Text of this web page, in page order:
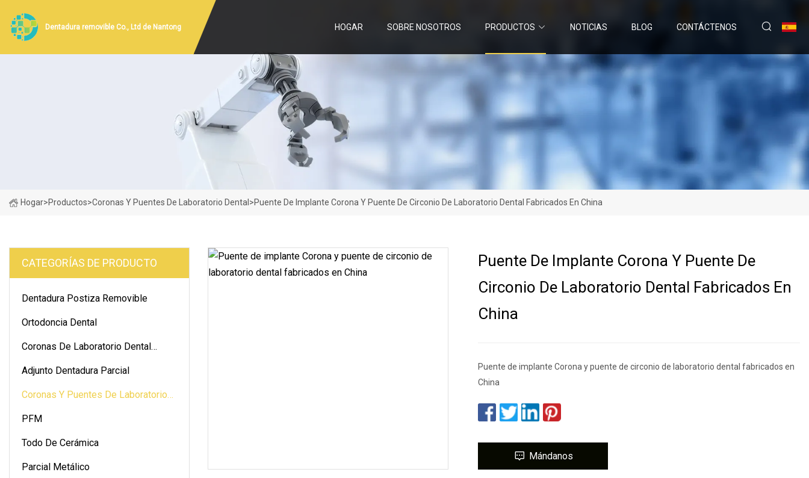
Dentadura removible Co., Ltd de Nantong HOGAR SOBRE NOSOTROS PRODUCTOS NOTICIAS BLOG CONTÁCTENOS
Hogar>Productos>Coronas Y Puentes De Laboratorio Dental >Puente De Implante Corona Y Puente De Circonio De Laboratorio Dental Fabricados En China
CATEGORÍAS DE PRODUCTO
Dentadura Postiza Removible
Ortodoncia Dental
Coronas De Laboratorio Dental
Adjunto Dentadura Parcial
Coronas Y Puentes De Laboratorio
PFM
Todo De Cerámica
Parcial Metálico
Puente De Implante Corona Y Puente De
Circonio De Laboratorio Dental Fabricados En
China
Puente de implante Corona y puente de circonio de laboratorio dental fabricados en
China
Mándanos